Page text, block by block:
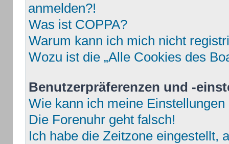
anmelden?!
Was ist COPPA?
Warum kann ich mich nicht
Wozu ist die „Alle Cookies des
Benutzerpräferenzen und -
Wie kann ich meine Einstellungen
Die Forenuhr geht falsch!
Ich habe die Zeitzone eingestellt,